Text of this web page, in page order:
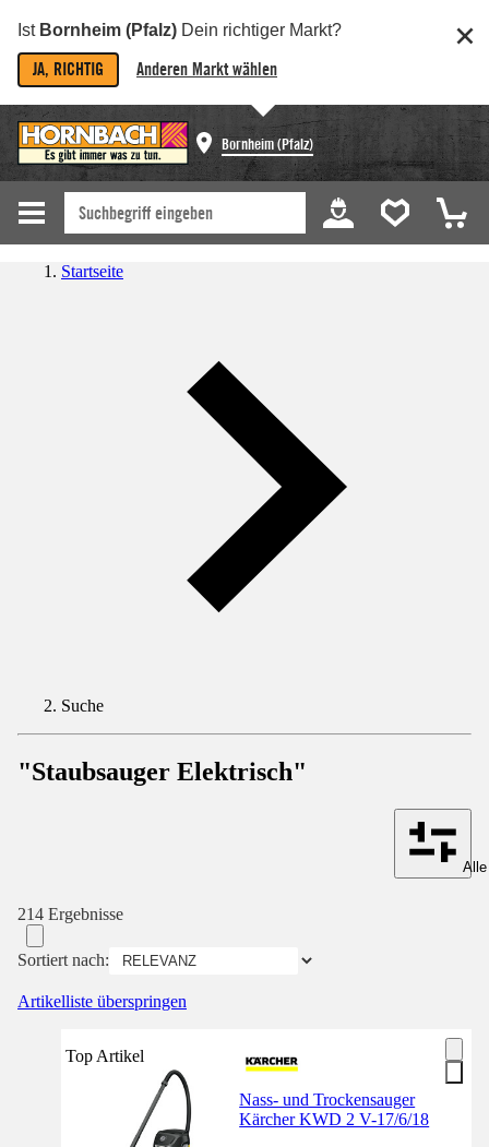
Ist Bornheim (Pfalz) Dein richtiger Markt?
JA, RICHTIG Anderen Markt wählen
Bornheim (Pfalz)
Startseite
Suche
"Staubsauger Elektrisch"
214 Ergebnisse
Sortiert nach:
Artikelliste überspringen
Top Artikel
Nass- und Trockensauger
Kärcher KWD 2 V-17/6/18